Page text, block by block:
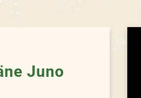
Juno